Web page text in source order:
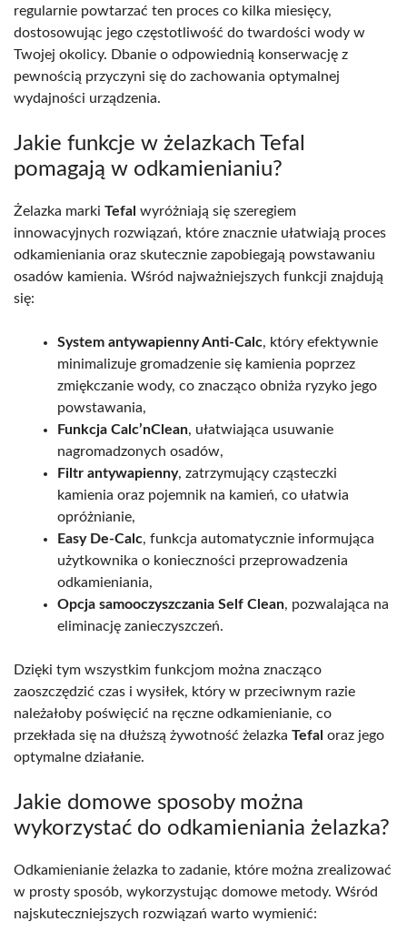
regularnie powtarzać ten proces co kilka miesięcy,
dostosowując jego częstotliwość do twardości wody w
Twojej okolicy. Dbanie o odpowiednią konserwację z
pewnością przyczyni się do zachowania optymalnej
wydajności urządzenia.
Jakie funkcje w żelazkach Tefal
pomagają w odkamienianiu?
Żelazka marki Tefal wyróżniają się szeregiem
innowacyjnych rozwiązań, które znacznie ułatwiają proces
odkamieniania oraz skutecznie zapobiegają powstawaniu
osadów kamienia. Wśród najważniejszych funkcji znajdują
się:
System antywapienny Anti-Calc, który efektywnie
minimalizuje gromadzenie się kamienia poprzez
zmiękczanie wody, co znacząco obniża ryzyko jego
powstawania,
Funkcja Calc’nClean, ułatwiająca usuwanie
nagromadzonych osadów,
Filtr antywapienny, zatrzymujący cząsteczki
kamienia oraz pojemnik na kamień, co ułatwia
opróżnianie,
Easy De-Calc, funkcja automatycznie informująca
użytkownika o konieczności przeprowadzenia
odkamieniania,
Opcja samooczyszczania Self Clean, pozwalająca na
eliminację zanieczyszczeń.
Dzięki tym wszystkim funkcjom można znacząco
zaoszczędzić czas i wysiłek, który w przeciwnym razie
należałoby poświęcić na ręczne odkamienianie, co
przekłada się na dłuższą żywotność żelazka Tefal oraz jego
optymalne działanie.
Jakie domowe sposoby można
wykorzystać do odkamieniania żelazka?
Odkamienianie żelazka to zadanie, które można zrealizować
w prosty sposób, wykorzystując domowe metody. Wśród
najskuteczniejszych rozwiązań warto wymienić: